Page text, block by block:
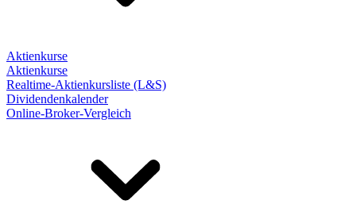
Aktienkurse
Aktienkurse
Realtime-Aktienkursliste (L&S)
Dividendenkalender
Online-Broker-Vergleich